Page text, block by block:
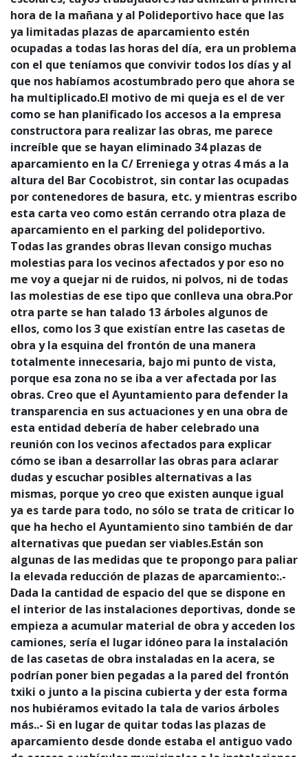
hora de la mañana y al Polideportivo hace que las
ya limitadas plazas de aparcamiento estén
ocupadas a todas las horas del día, era un problema
con el que teníamos que convivir todos los días y al
que nos habíamos acostumbrado pero que ahora se
ha multiplicado.El motivo de mi queja es el de ver
como se han planificado los accesos a la empresa
constructora para realizar las obras, me parece
increíble que se hayan eliminado 34 plazas de
aparcamiento en la C/ Erreniega y otras 4 más a la
altura del Bar Cocobistrot, sin contar las ocupadas
por contenedores de basura, etc. y mientras escribo
esta carta veo como están cerrando otra plaza de
aparcamiento en el parking del polideportivo.
Todas las grandes obras llevan consigo muchas
molestias para los vecinos afectados y por eso no
me voy a quejar ni de ruidos, ni polvos, ni de todas
las molestias de ese tipo que conlleva una obra.Por
otra parte se han talado 13 árboles algunos de
ellos, como los 3 que existían entre las casetas de
obra y la esquina del frontón de una manera
totalmente innecesaria, bajo mi punto de vista,
porque esa zona no se iba a ver afectada por las
obras. Creo que el Ayuntamiento para defender la
transparencia en sus actuaciones y en una obra de
esta entidad debería de haber celebrado una
reunión con los vecinos afectados para explicar
cómo se iban a desarrollar las obras para aclarar
dudas y escuchar posibles alternativas a las
mismas, porque yo creo que existen aunque igual
ya es tarde para todo, no sólo se trata de criticar lo
que ha hecho el Ayuntamiento sino también de dar
alternativas que puedan ser viables.Están son
algunas de las medidas que te propongo para paliar
la elevada reducción de plazas de aparcamiento:.-
Dada la cantidad de espacio del que se dispone en
el interior de las instalaciones deportivas, donde se
empieza a acumular material de obra y acceden los
camiones, sería el lugar idóneo para la instalación
de las casetas de obra instaladas en la acera, se
podrían poner bien pegadas a la pared del frontón
txiki o junto a la piscina cubierta y der esta forma
nos hubiéramos evitado la tala de varios árboles
más..- Si en lugar de quitar todas las plazas de
aparcamiento desde donde estaba el antiguo vado